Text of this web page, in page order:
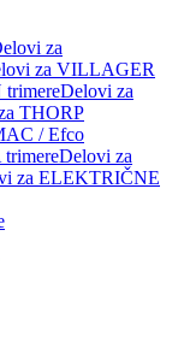
za
za VILLAGER
Delovi za
THORP
/ Efco
Delovi za
za ELEKTRIČNE